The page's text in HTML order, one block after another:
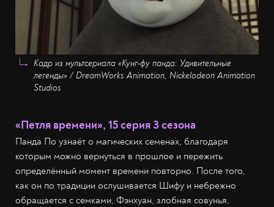
Кадр из мультсериала «Кунг-фу панда: Удивительные
легенды» / DreamWorks Animation, Nickelodeon Animation
Studios
«Петля времени», 15 серия 3 сезона
Панда По узнаёт о магических семенах, благодаря
которым можно вернуться в прошлое и пережить
определённый момент времени повторно. После того,
как он по традиции ослушивается Шифу и небрежно
обращается с семками, Фэнхуан, злобная совунья,